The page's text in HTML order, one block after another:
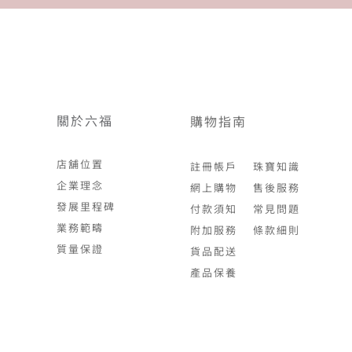
關於六福
店舖位置
企業理念
發展里程碑
業務範疇
質量保證
購物指南
註冊帳戶
網上購物
付款須知
附加服務
貨品配送
產品保養
珠寶知識
售後服務
常見問題
條款細則